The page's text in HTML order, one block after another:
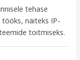
tehase
näiteks IP-
toitmiseks.